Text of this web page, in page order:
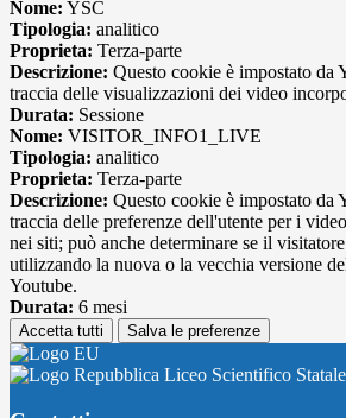
Nome: YSC
Tipologia: analitico
Proprieta: Terza-parte
Descrizione: Questo cookie è impostato da
traccia delle visualizzazioni dei video
Durata: Sessione
Nome: VISITOR_INFO1_LIVE
Tipologia: analitico
Proprieta: Terza-parte
Descrizione: Questo cookie è impostato da
traccia delle preferenze dell'utente per i
nei siti; può anche determinare se il
utilizzando la nuova o la vecchia versione
Youtube.
Durata: 6 mesi
Accetta tutti Salva le preferenze
Liceo Scientifico